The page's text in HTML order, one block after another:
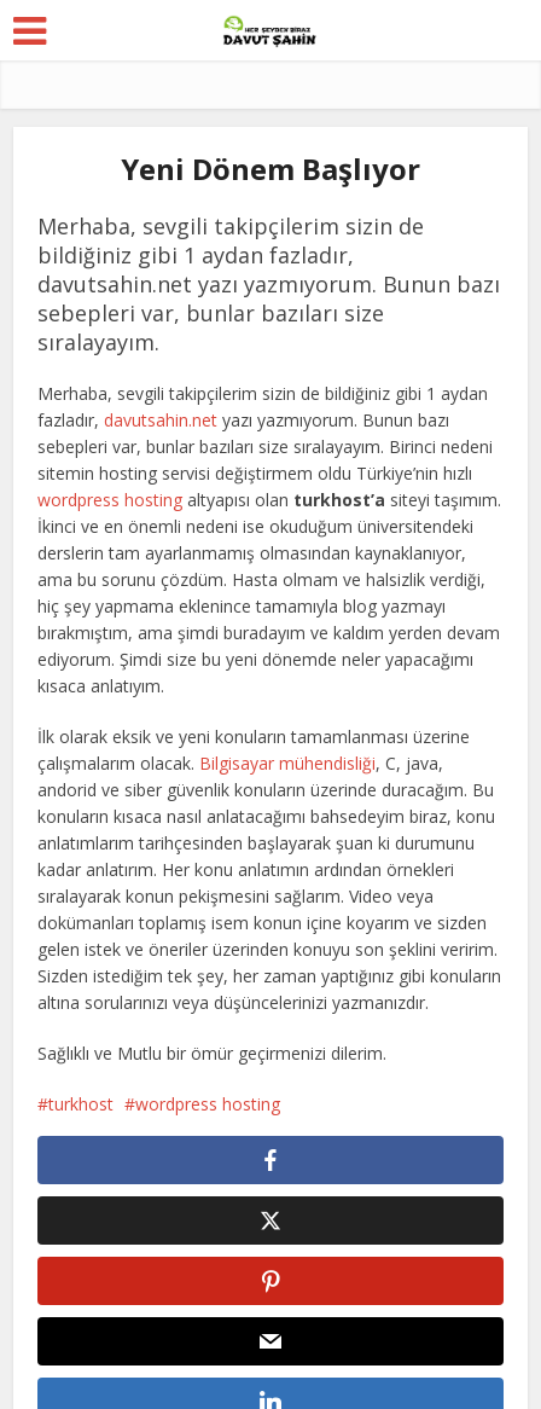
Yeni Dönem Başlıyor
Merhaba, sevgili takipçilerim sizin de
bildiğiniz gibi 1 aydan fazladır,
davutsahin.net yazı yazmıyorum. Bunun bazı
sebepleri var, bunlar bazıları size
sıralayayım.
Merhaba, sevgili takipçilerim sizin de bildiğiniz gibi 1 aydan
fazladır, davutsahin.net yazı yazmıyorum. Bunun bazı
sebepleri var, bunlar bazıları size sıralayayım. Birinci nedeni
sitemin hosting servisi değiştirmem oldu Türkiye’nin hızlı
wordpress hosting altyapısı olan turkhost’a siteyi taşımım.
İkinci ve en önemli nedeni ise okuduğum üniversitendeki
derslerin tam ayarlanmamış olmasından kaynaklanıyor,
ama bu sorunu çözdüm. Hasta olmam ve halsizlik verdiği,
hiç şey yapmama eklenince tamamıyla blog yazmayı
bırakmıştım, ama şimdi buradayım ve kaldım yerden devam
ediyorum. Şimdi size bu yeni dönemde neler yapacağımı
kısaca anlatıyım.
İlk olarak eksik ve yeni konuların tamamlanması üzerine
çalışmalarım olacak. Bilgisayar mühendisliği, C, java,
andorid ve siber güvenlik konuların üzerinde duracağım. Bu
konuların kısaca nasıl anlatacağımı bahsedeyim biraz, konu
anlatımlarım tarihçesinden başlayarak şuan ki durumunu
kadar anlatırım. Her konu anlatımın ardından örnekleri
sıralayarak konun pekişmesini sağlarım. Video veya
dokümanları toplamış isem konun içine koyarım ve sizden
gelen istek ve öneriler üzerinden konuyu son şeklini veririm.
Sizden istediğim tek şey, her zaman yaptığınız gibi konuların
altına sorularınızı veya düşüncelerinizi yazmanızdır.
Sağlıklı ve Mutlu bir ömür geçirmenizi dilerim.
turkhost wordpress hosting